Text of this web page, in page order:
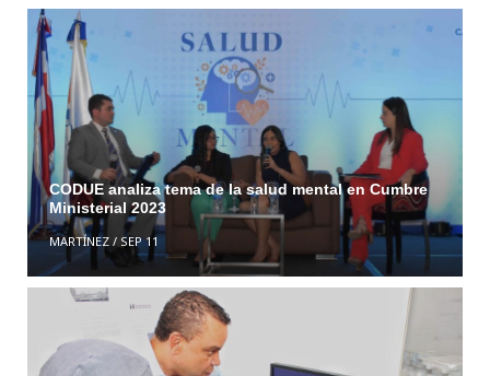
CODUE analiza tema de la salud mental en Cumbre
Ministerial 2023
MARTÍNEZ/ SEP 11